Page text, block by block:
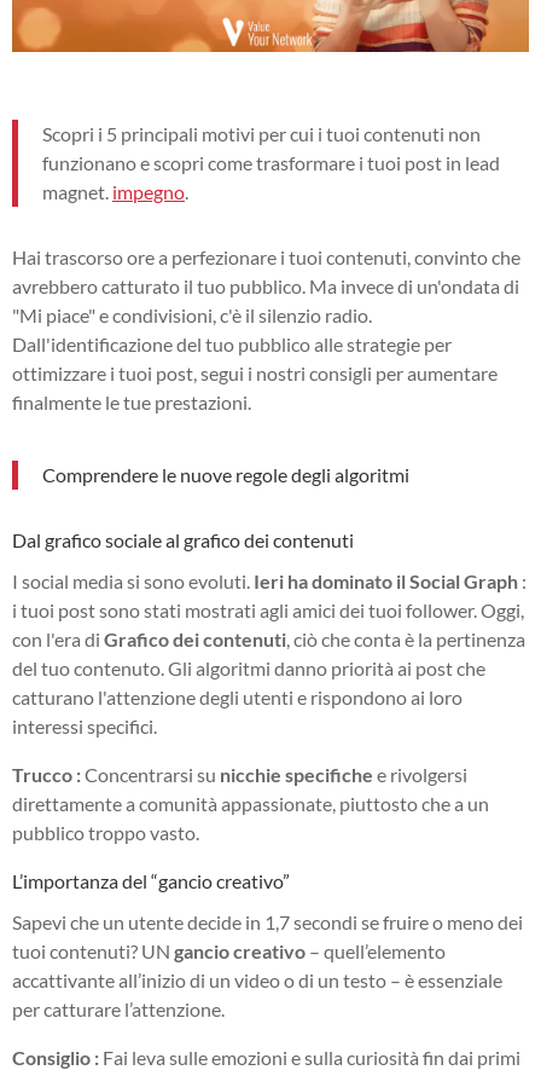
Scopri i 5 principali motivi per cui i tuoi contenuti non
funzionano e scopri come trasformare i tuoi post in lead
magnet. impegno
Hai trascorso ore a perfezionare i tuoi contenuti, convinto che
avrebbero catturato il tuo pubblico. Ma invece di un'ondata di
"Mi piace" e condivisioni, c'è il silenzio radio.
Dall'identificazione del tuo pubblico alle strategie per
ottimizzare i tuoi post, segui i nostri consigli per aumentare
finalmente le tue prestazioni.
Comprendere le nuove regole degli algoritmi
Dal grafico sociale al grafico dei contenuti
I social media si sono evoluti. Ieri ha dominato il Social Graph :
i tuoi post sono stati mostrati agli amici dei tuoi follower. Oggi,
con l'era di Grafico dei contenuti , ciò che conta è la pertinenza
del tuo contenuto. Gli algoritmi danno priorità ai post che
catturano l'attenzione degli utenti e rispondono ai loro
interessi specifici.
Trucco :Concentrarsi su nicchie specifiche e rivolgersi
direttamente a comunità appassionate, piuttosto che a un
pubblico troppo vasto.
L’importanza del “gancio creativo”
Sapevi che un utente decide in 1,7 secondi se fruire o meno dei
tuoi contenuti? UN gancio creativo – quell’elemento
accattivante all’inizio di un video o di un testo – è essenziale
per catturare l’attenzione.
Consiglio : Fai leva sulle emozioni e sulla curiosità fin dai primi